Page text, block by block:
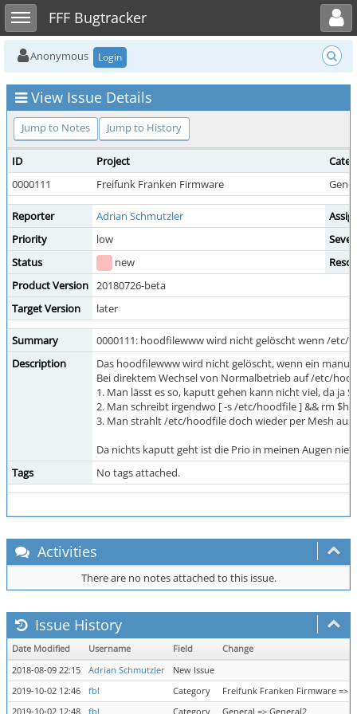
Toggle sidebarFFF Bugtracker
Toggle user menu
Anonymous Login
View Issue Details
Jump to Notes Jump to History
ID Project
0000111
Freifunk Franken Firmware
Reporter Adrian Schmutzler
Priority
low
Status
new
Product Version 20180726-beta
Target Version
later
Summary
0000111: hoodfilewww wird nicht gelöscht wenn /etc/
Description
Das hoodfilewww wird nicht gelöscht, wenn ein
Bei direktem Wechsel von Normalbetrieb auf /etc/
1. Man lässt es so, kaputt gehen kann nicht viel, da ja
2. Man schreibt irgendwo [ -s /etc/hoodfile ] && rm
3. Man strahlt /etc/hoodfile doch wieder per Mesh
Da nichts kaputt geht ist die Prio in meinen Augen
Tags
No tags attached.
Activities
There are no notes attached to this issue.
Issue History
Date Modified Username Field
Change
2018-08-09 22:15
Adrian Schmutzler
New Issue
2019-10-02 12:46
fbl Category
Freifunk Franken Firmware =>
2019-10-02 12:48
fbl Category General => General2